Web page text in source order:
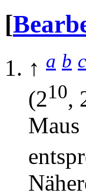
[
↑ a b c
(210,